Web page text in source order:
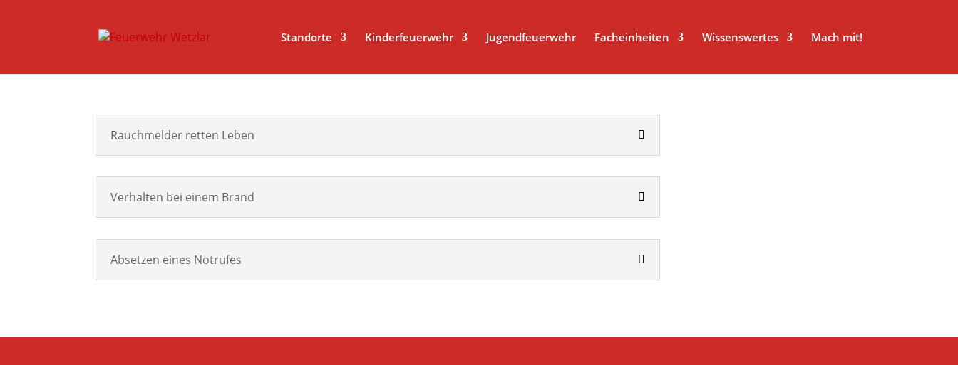
Standorte Kinderfeuerwehr Jugendfeuerwehr Facheinheiten Wissenswertes Mach mit!
Rauchmelder retten Leben
Verhalten bei einem Brand
Absetzen eines Notrufes